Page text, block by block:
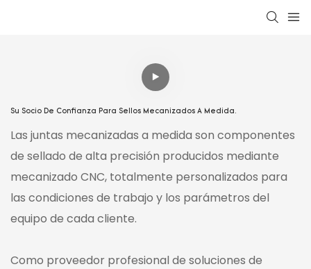
Su Socio De Confianza Para Sellos Mecanizados A Medida.
Las juntas mecanizadas a medida son componentes
de sellado de alta precisión producidos mediante
mecanizado CNC, totalmente personalizados para
las condiciones de trabajo y los parámetros del
equipo de cada cliente.
Como proveedor profesional de soluciones de